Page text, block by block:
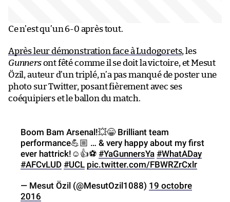
Ce n’est qu’un 6-0 après tout.
Après leur démonstration face à Ludogorets, les
Gunnersont fêté comme il se doit la victoire, et Mesut
Özil, auteur d’un triplé, n’a pas manqué de poster une
photo sur Twitter, posant fièrement avec ses
coéquipiers et le ballon du match.
Boom Bam Arsenal!💥😁 Brilliant team
performance💪🏼 … & very happy about my first
ever hattrick!☺️👍⚽️ #YaGunnersYa #WhatADay
#AFCvLUD #UCL pic.twitter.com/FBWRZrCxlr
— Mesut Özil (@MesutOzil1088) 19 octobre
2016